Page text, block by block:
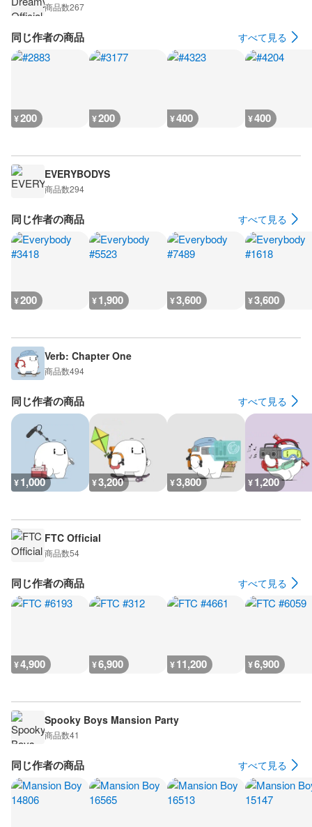
商品数267
同じ作者の商品 すべて見る
¥200 ¥200 ¥400 ¥400
EVERYBODYS
商品数294
同じ作者の商品 すべて見る
¥200 ¥1,900 ¥3,600 ¥3,600
Verb: Chapter One
商品数494
同じ作者の商品 すべて見る
¥1,000 ¥3,200 ¥3,800 ¥1,200
FTC Official
商品数54
同じ作者の商品 すべて見る
¥4,900 ¥6,900 ¥11,200 ¥6,900
Spooky Boys Mansion Party
商品数41
同じ作者の商品 すべて見る